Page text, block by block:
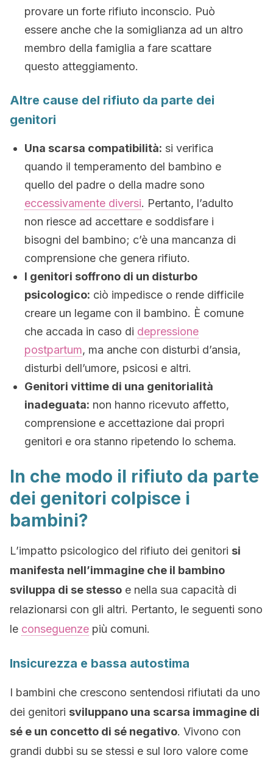
provare un forte rifiuto inconscio. Può
essere anche che la somiglianza ad un altro
membro della famiglia a fare scattare
questo atteggiamento.
Altre cause del rifiuto da parte dei
genitori
Una scarsa compatibilità: si verifica
quando il temperamento del bambino e
quello del padre o della madre sono
eccessivamente diversi. Pertanto, l’adulto
non riesce ad accettare e soddisfare i
bisogni del bambino; c’è una mancanza di
comprensione che genera rifiuto.
I genitori soffrono di un disturbo
psicologico: ciò impedisce o rende difficile
creare un legame con il bambino. È comune
che accada in caso di depressione
postpartum, ma anche con disturbi d’ansia,
disturbi dell’umore, psicosi e altri.
Genitori vittime di una genitorialità
inadeguata: non hanno ricevuto affetto,
comprensione e accettazione dai propri
genitori e ora stanno ripetendo lo schema.
In che modo il rifiuto da parte
dei genitori colpisce i
bambini?
L’impatto psicologico del rifiuto dei genitori si
manifesta nell’immagine che il bambino
sviluppa di se stesso e nella sua capacità di
relazionarsi con gli altri. Pertanto, le seguenti sono
le conseguenze più comuni.
Insicurezza e bassa autostima
I bambini che crescono sentendosi rifiutati da uno
dei genitori sviluppano una scarsa immagine di
sé e un concetto di sé negativo. Vivono con
grandi dubbi su se stessi e sul loro valore come